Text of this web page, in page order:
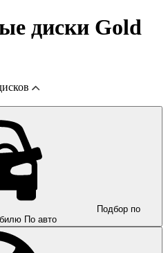
диски Gold
Подбор по
По авто